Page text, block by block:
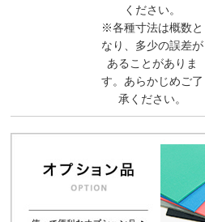
ください。
※各種寸法は概数と
なり、多少の誤差が
あることがありま
す。あらかじめご了
承ください。